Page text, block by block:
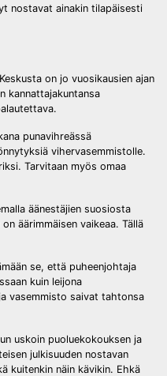
nostavat ainakin tilapäisesti
on jo vuosikausien ajan
kannattajakuntansa
punavihreässä
vihervasemmistolle.
Tarvitaan myös omaa
äänestäjien suosiosta
äärimmäisen vaikeaa. Tällä
se, että puheenjohtaja
kuin leijona
vasemmisto saivat tahtonsa
uskoin puoluekokouksen ja
julkisuuden nostavan
kuitenkin näin kävikin. Ehkä